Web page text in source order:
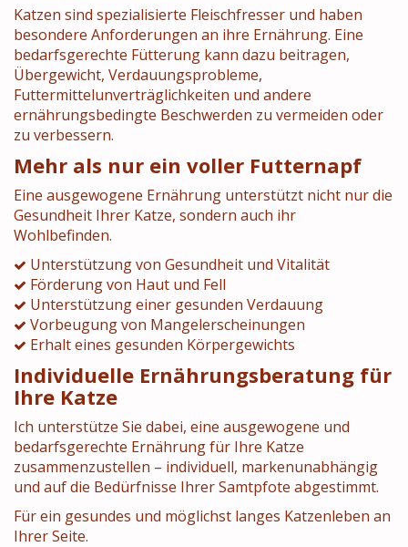
Katzen sind spezialisierte Fleischfresser und haben
besondere Anforderungen an ihre Ernährung. Eine
bedarfsgerechte Fütterung kann dazu beitragen,
Übergewicht, Verdauungsprobleme,
Futtermittelunverträglichkeiten und andere
ernährungsbedingte Beschwerden zu vermeiden oder
zu verbessern.
Mehr als nur ein voller Futternapf
Eine ausgewogene Ernährung unterstützt nicht nur die
Gesundheit Ihrer Katze, sondern auch ihr
Wohlbefinden.
Unterstützung von Gesundheit und Vitalität
Förderung von Haut und Fell
Unterstützung einer gesunden Verdauung
Vorbeugung von Mangelerscheinungen
Erhalt eines gesunden Körpergewichts
Individuelle Ernährungsberatung für
Ihre Katze
Ich unterstütze Sie dabei, eine ausgewogene und
bedarfsgerechte Ernährung für Ihre Katze
zusammenzustellen – individuell, markenunabhängig
und auf die Bedürfnisse Ihrer Samtpfote abgestimmt.
Für ein gesundes und möglichst langes Katzenleben an
Ihrer Seite.